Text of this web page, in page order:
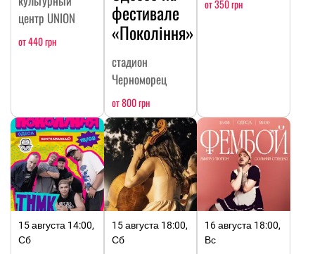
центр UNION
от 440 грн
фестивале
«Покоління»
стадион
Черноморец
от 800 грн
от 350 грн
15 августа 14:00,
Сб
15 августа 18:00,
Сб
16 августа 18:00,
Вс